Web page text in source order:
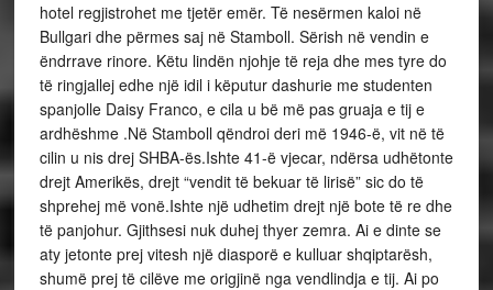
hotel regjistrohet me tjetër emër. Të nesërmen kaloi në
Bullgari dhe përmes saj në Stamboll. Sërish në vendin e
ëndrrave rinore. Këtu lindën njohje të reja dhe mes tyre do
të ringjallej edhe një idil i këputur dashurie me studenten
spanjolle Daisy Franco, e cila u bë më pas gruaja e tij e
ardhëshme .Në Stamboll qëndroi deri më 1946-ë, vit në të
cilin u nis drej SHBA-ës.Ishte 41-ë vjecar, ndërsa udhëtonte
drejt Amerikës, drejt “vendit të bekuar të lirisë” sic do të
shprehej më vonë.Ishte një udhetim drejt një bote të re dhe
të panjohur. Gjithsesi nuk duhej thyer zemra. Ai e dinte se
aty jetonte prej vitesh një diasporë e kulluar shqiptarësh,
shumë prej të cilëve me origjinë nga vendlindja e tij. Ai po